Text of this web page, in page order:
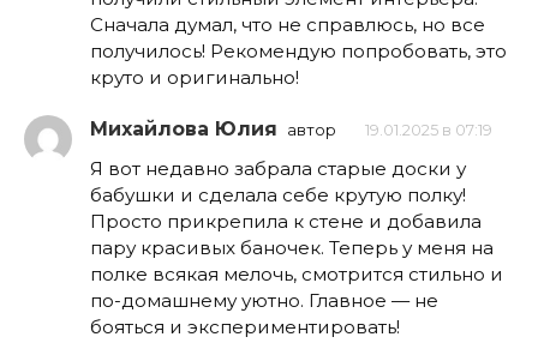
Сначала думал, что не справлюсь, но все
получилось! Рекомендую попробовать, это
круто и оригинально!
Михайлова Юлия автор 19.01.2025 в 07:19
Я вот недавно забрала старые доски у
бабушки и сделала себе крутую полку!
Просто прикрепила к стене и добавила
пару красивых баночек. Теперь у меня на
полке всякая мелочь, смотрится стильно и
по-домашнему уютно. Главное — не
бояться и экспериментировать!